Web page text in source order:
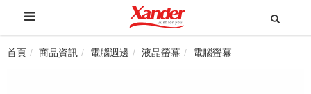
首頁 商品資訊 電腦週邊 液晶螢幕 電腦螢幕